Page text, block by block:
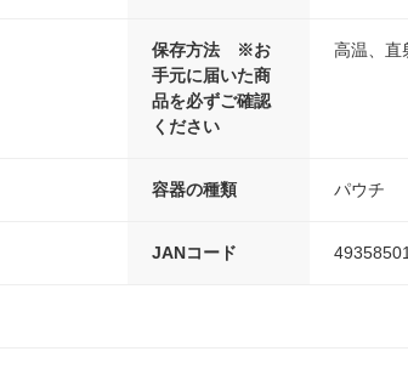
保存方法 ※お
手元に届いた商
品を必ずご確認
ください
高温、直
容器の種類 パウチ
JANコード